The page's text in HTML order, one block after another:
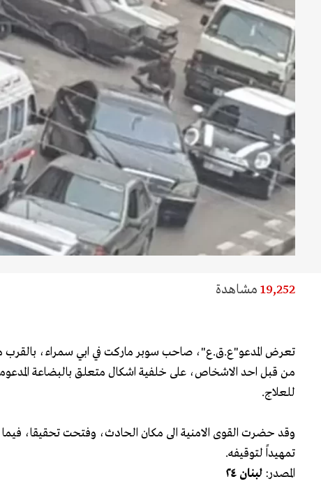
19,252 مشاهدة
تعرض المدعو"ع.ق.ع"، صاحب سوبر ماركت في ابي سمراء، بالقرب
من قبل احد الاشخاص، على خلفية اشكال متعلق بالبضاعة
للعلاج.
وقد حضرت القوى الامنية الى مكان الحادث، وفتحت تحقيقا،
تمهيداً لتوقيفه.
المصدر: لبنان ٢٤